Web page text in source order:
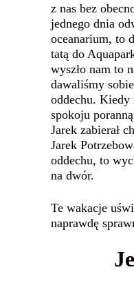
z nas bez
jednego dnia
oceanarium, to
tatą do
wyszło nam to
dawaliśmy
oddechu. Kiedy
spokoju
Jarek zabierał
Jarek
oddechu, to
na dwór.
Te wakacje
naprawdę